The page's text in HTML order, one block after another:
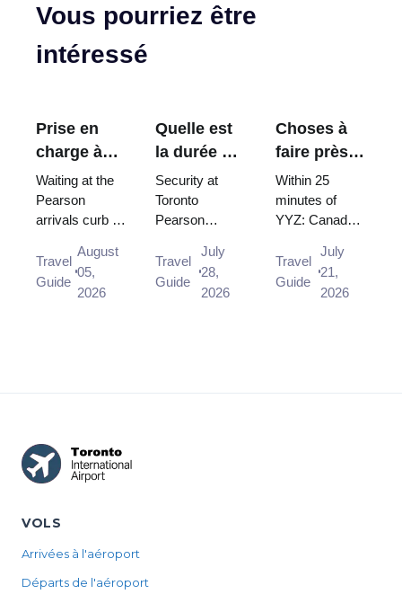
Vous pourriez être
intéressé
Prise en
charge à
l'aéroport
Pearson de
Toronto :
où attendre
et quelle
porte
Waiting at the
Pearson
arrivals curb is
and there is no
designated
drop-off area
Travel
Guide
August
05,
2026
Quelle est
la durée de
la sécurité
à Toronto
Pearson ?
Security at
Toronto
Pearson
in under 15
minutes, and
CATSA works
Travel
Guide
July
28,
2026
Choses à
faire près
de
l'aéroport
Pearson de
Toronto (en
dehors du
centre-ville)
Within 25
minutes of
YYZ: Canada's
Square One, a
hand-carved
marble temple,
Travel
Guide
July
21,
2026
VOLS
Arrivées à l'aéroport
Départs de l'aéroport